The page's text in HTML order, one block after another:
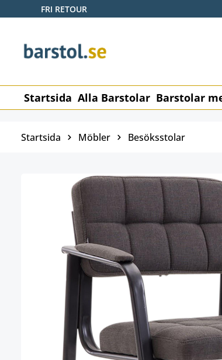
till huvudinnehåll
Hoppa till sökning
Hoppa till huvudnavigering
FRI RETOUR
Startsida Alla Barstolar Barstolar
Startsida Möbler Besöksstolar